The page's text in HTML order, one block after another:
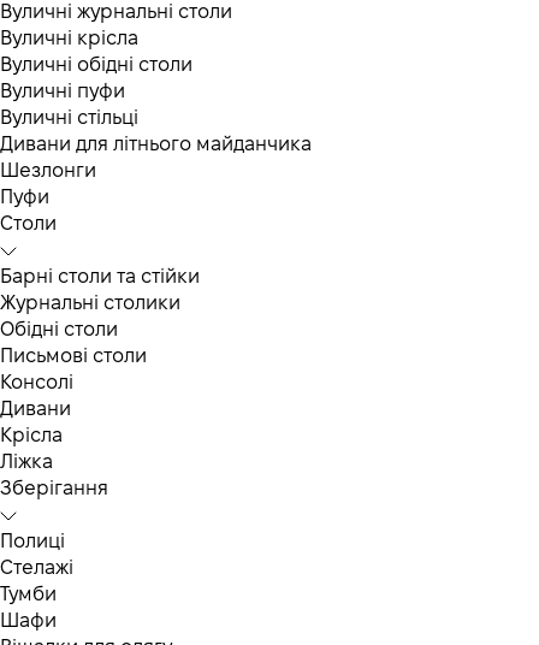
Вуличні журнальні столи
Вуличні крісла
Вуличні обідні столи
Вуличні пуфи
Вуличні стільці
Дивани для літнього майданчика
Шезлонги
Пуфи
Столи
Барні столи та стійки
Журнальні столики
Обідні столи
Письмові столи
Консолі
Дивани
Крісла
Ліжка
Зберігання
Полиці
Стелажі
Тумби
Шафи